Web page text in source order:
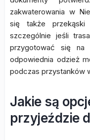
zakwaterowania w
się także
szczególnie jeśli
przygotować się na
odpowiednia odzież
podczas przystanków
Jakie są
przyjeździe